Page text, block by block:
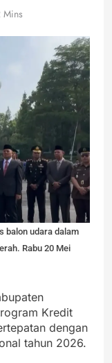
Mins
balon udara dalam
Rabu 20 Mei
Kredit
dengan
tahun 2026.